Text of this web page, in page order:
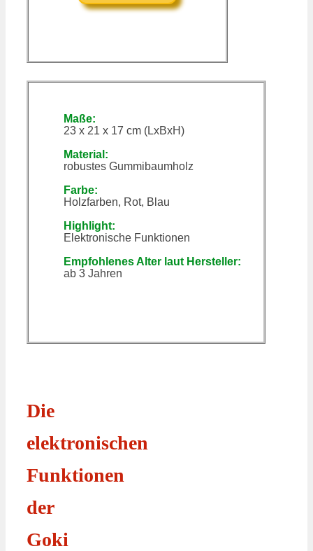
Maße:
23 x 21 x 17 cm (LxBxH)
Material:
robustes Gummibaumholz
Farbe:
Holzfarben, Rot, Blau
Highlight:
Elektronische Funktionen
Empfohlenes Alter laut Hersteller:
ab 3 Jahren
Die
elektronischen
Funktionen
der
Goki